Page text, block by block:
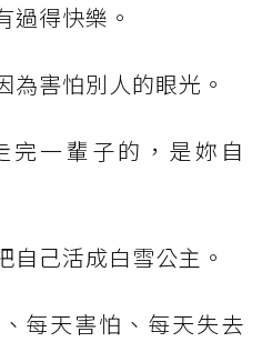
過得快樂。
為害怕別人的眼光。
完一輩子的，是妳自
己活成白雪公主。
每天害怕、每天失去